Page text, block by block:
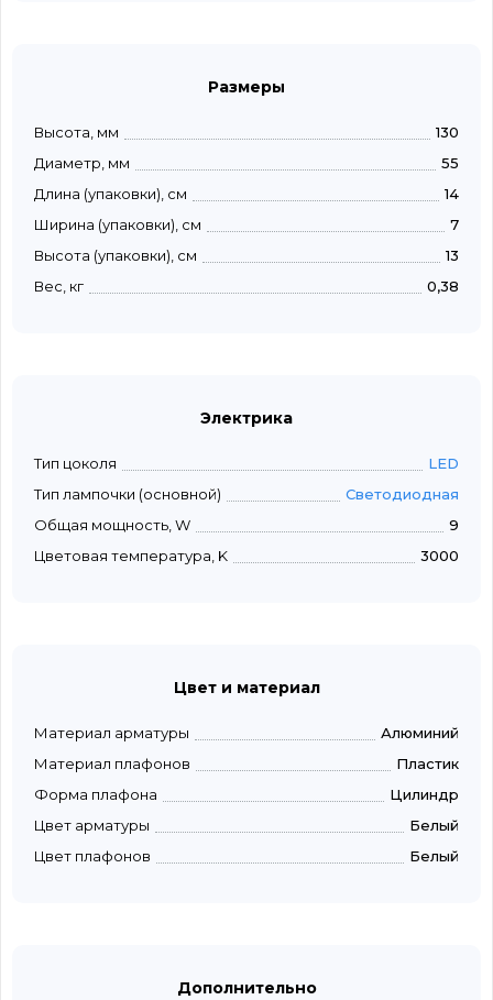
Размеры
Высота, мм
130
Диаметр, мм
55
Длина (упаковки), см
14
Ширина (упаковки), см
7
Высота (упаковки), см
13
Вес, кг
0,38
Электрика
Тип цоколя
LED
Тип лампочки (основной)
Светодиодная
Общая мощность, W
9
Цветовая температура, K
3000
Цвет и материал
Материал арматуры
Алюминий
Материал плафонов
Пластик
Форма плафона
Цилиндр
Цвет арматуры
Белый
Цвет плафонов
Белый
Дополнительно